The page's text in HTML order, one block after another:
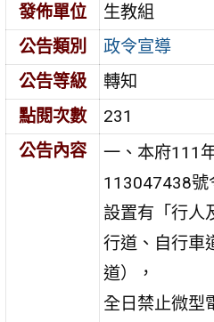
發佈單位
生教組
公告類別
政令宣導
公告等級
轉知
點閱次數
231
公告內容
一、本府111
113047438號
設置有「行人
行道、自行車
道），
全日禁止微型